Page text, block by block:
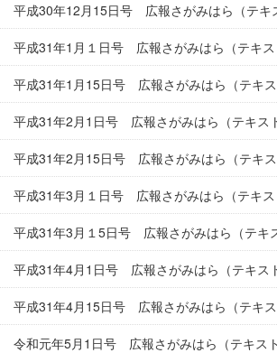
平成30年12月15日号 広報さがみはら（テキ
平成31年1月１日号 広報さがみはら（テキス
平成31年1月15日号 広報さがみはら（テキス
平成31年2月1日号 広報さがみはら（テキス
平成31年2月15日号 広報さがみはら（テキス
平成31年3月１日号 広報さがみはら（テキス
平成31年3月１5日号 広報さがみはら（テキ
平成31年4月1日号 広報さがみはら（テキス
平成31年4月15日号 広報さがみはら（テキス
令和元年5月1日号 広報さがみはら（テキスト